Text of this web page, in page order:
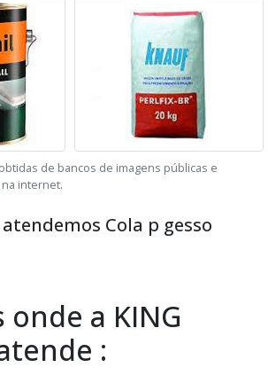
de bancos de imagens públicas e
internet.
Cola p gesso
onde a KING
: